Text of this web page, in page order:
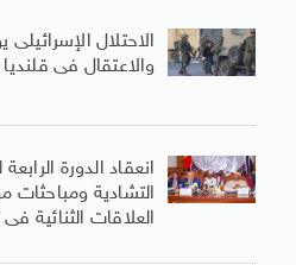
الاحتلال
والاعتقال فى
انعقاد الدورة
التشادية
العلاقات الثنائية